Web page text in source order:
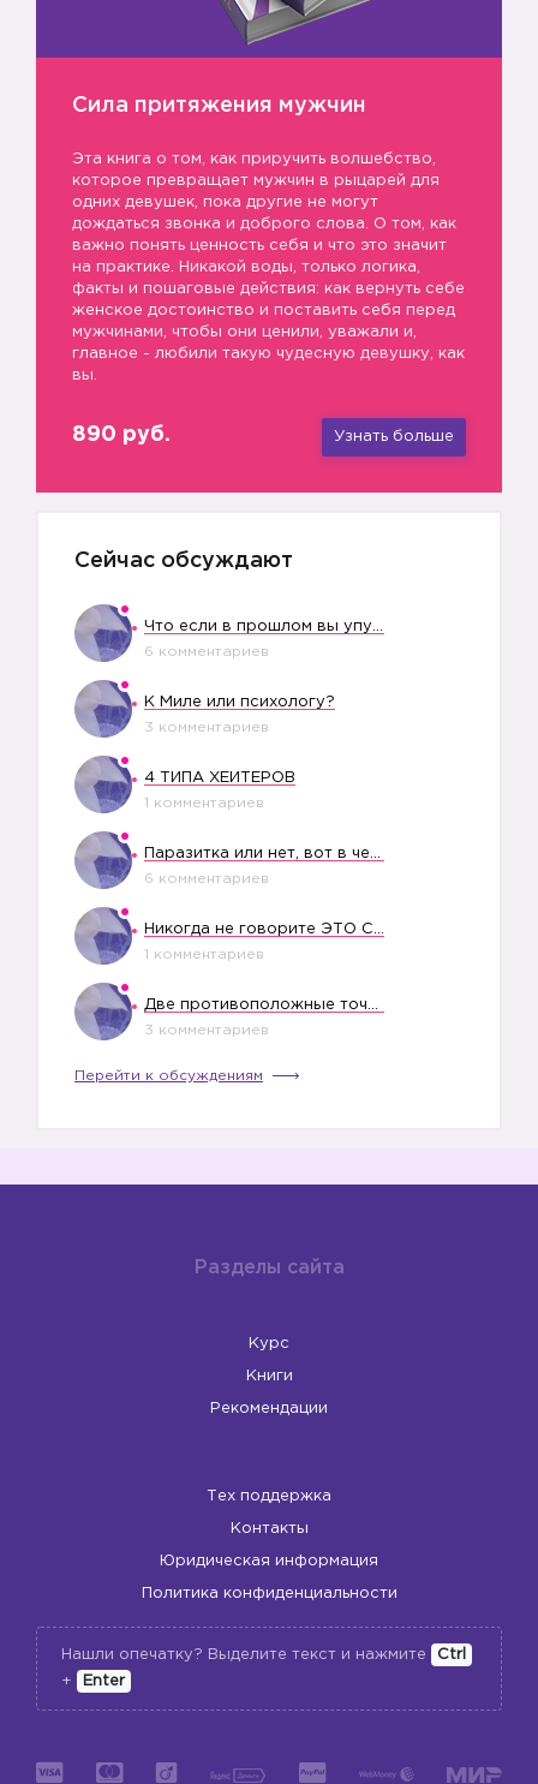
Сила притяжения мужчин
Эта книга о том, как приручить волшебство,
которое превращает мужчин в рыцарей для
одних девушек, пока другие не могут
дождаться звонка и доброго слова. О том, как
важно понять ценность себя и что это значит
на практике. Никакой воды, только логика,
факты и пошаговые действия: как вернуть себе
женское достоинство и поставить себя перед
мужчинами, чтобы они ценили, уважали и,
главное - любили такую чудесную девушку, как
вы.
890 руб. Узнать больше
Сейчас обсуждают
6 комментариев
К Миле или психологу?
3 комментариев
4 ТИПА ХЕЙТЕРОВ
1 комментариев
6 комментариев
1 комментариев
3 комментариев
Перейти к обсуждениям
Разделы сайта
Курс
Книги
Рекомендации
Тех поддержка
Контакты
Юридическая информация
Политика конфиденциальности
Нашли опечатку? Выделите текст и нажмите
Ctrl
+
Enter